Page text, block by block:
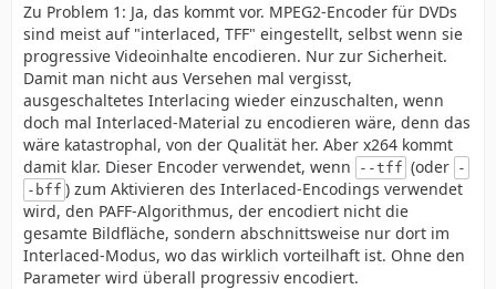
Zu Problem 1: Ja, das kommt vor. MPEG2-Encoder für DVDs
sind meist auf "interlaced, TFF" eingestellt, selbst wenn sie
progressive Videoinhalte encodieren. Nur zur Sicherheit.
Damit man nicht aus Versehen mal vergisst,
ausgeschaltetes Interlacing wieder einzuschalten, wenn
doch mal Interlaced-Material zu encodieren wäre, denn das
wäre katastrophal, von der Qualität her. Aber x264 kommt
damit klar. Dieser Encoder verwendet, wenn
--tff (oder -
-bff ) zum Aktivieren des Interlaced-Encodings verwendet
wird, den PAFF-Algorithmus, der encodiert nicht die
gesamte Bildfläche, sondern abschnittsweise nur dort im
Interlaced-Modus, wo das wirklich vorteilhaft ist. Ohne den
Parameter wird überall progressiv encodiert.